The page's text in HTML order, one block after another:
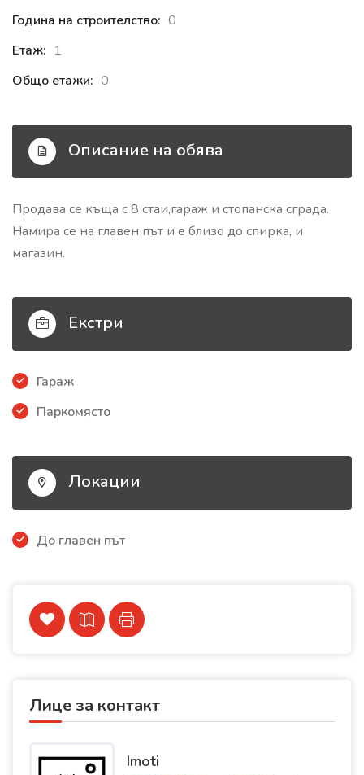
Година на строителство: 0
Етаж: 1
Общо етажи: 0
Описание на обява
Продава се къща с 8 стаи,гараж и стопанска сграда.
Намира се на главен път и е близо до спирка, и
магазин.
Екстри
Гараж
Паркомясто
Локации
До главен път
Лице за контакт
Imoti